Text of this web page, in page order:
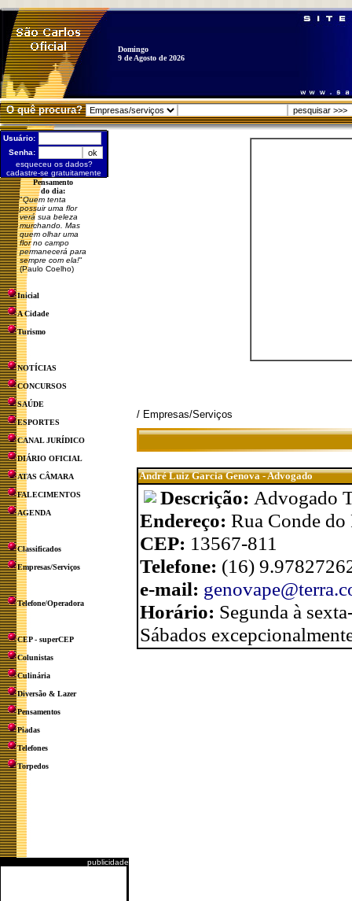
Domingo
9 de Agosto de 2026
O quê procura?
Usuário:
Senha:
esqueceu os dados?
cadastre-se gratuitamente
Pensamento
do dia:
"Quem tenta
possuir uma flor
verá sua beleza
murchando. Mas
quem olhar uma
flor no campo
permanecerá para
sempre com ela!"
(Paulo Coelho)
Inicial
A Cidade
Turismo
NOTÍCIAS
CONCURSOS
SAÚDE
ESPORTES
CANAL JURÍDICO
DIÁRIO OFICIAL
ATAS CÂMARA
FALECIMENTOS
AGENDA
Classificados
Empresas/Serviços
Telefone/Operadora
CEP - superCEP
Colunistas
Culinária
Diversão & Lazer
Pensamentos
Piadas
Telefones
Torpedos
publicidade
/ Empresas/Serviços
André Luiz Garcia Genova - Advogado
Descrição: Advogado
Endereço: Rua Conde
CEP: 13567-811
Telefone: (16)
e-mail:
Horário: Segunda à
Sábados